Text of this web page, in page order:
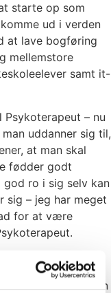
starte op som
ud i verden
at lave bogføring
mellemstore
samt it-
– nu
uddanner sig til,
at man skal
fødder godt
god ro i sig selv kan
sig – jeg har meget
for at være
Der er her en